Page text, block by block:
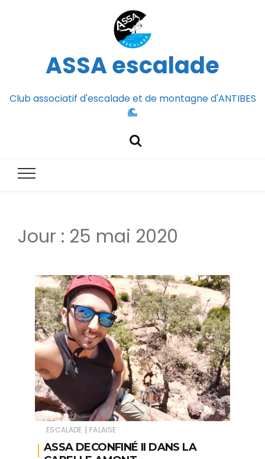
ASSA escalade
Club associatif d'escalade et de montagne d'ANTIBES
Jour : 25 mai 2020
ESCALADE | FALAISE
ASSA DECONFINÉ II DANS LA